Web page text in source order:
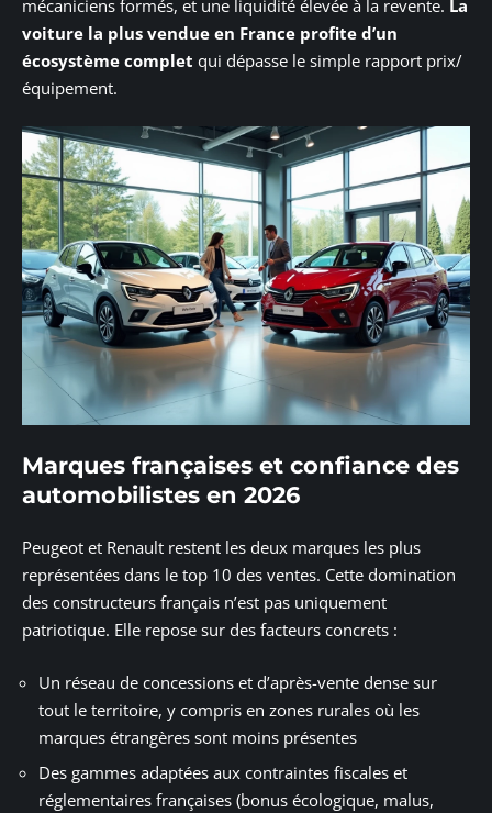
mécaniciens formés, et une liquidité élevée à la revente. La
voiture la plus vendue en France profite d’un
écosystème complet qui dépasse le simple rapport prix/
équipement.
Marques françaises et confiance des
automobilistes en 2026
Peugeot et Renault restent les deux marques les plus
représentées dans le top 10 des ventes. Cette domination
des constructeurs français n’est pas uniquement
patriotique. Elle repose sur des facteurs concrets :
Un réseau de concessions et d’après-vente dense sur
tout le territoire, y compris en zones rurales où les
marques étrangères sont moins présentes
Des gammes adaptées aux contraintes fiscales et
réglementaires françaises (bonus écologique, malus,